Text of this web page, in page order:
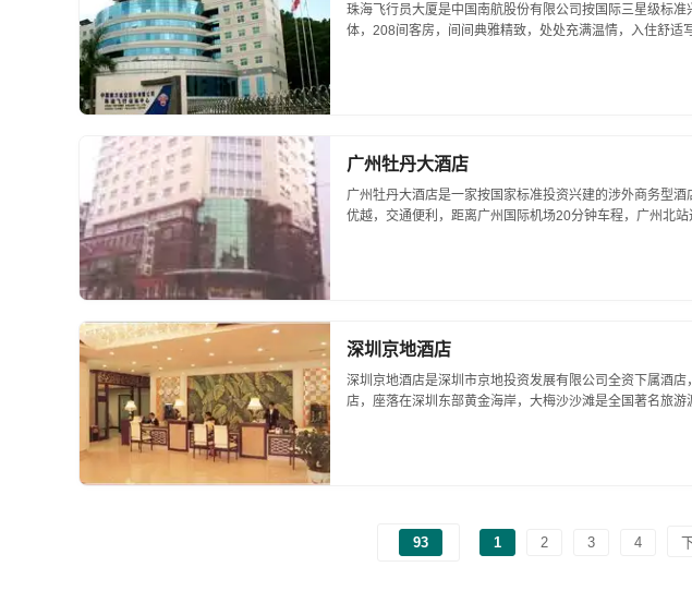
珠海飞行员大厦是中国南航股份有限公司按国际三星级标
体，208间客房，间间典雅精致，处处充满温情，入住舒适
广州牡丹大酒店
广州牡丹大酒店是一家按国家标准投资兴建的涉外商务型
优越，交通便利，距离广州国际机场20分钟车程，广州北
深圳京地酒店
深圳京地酒店是深圳市京地投资发展有限公司全资下属酒
店，座落在深圳东部黄金海岸，大梅沙沙滩是全国著名旅
93 1 2 3 4